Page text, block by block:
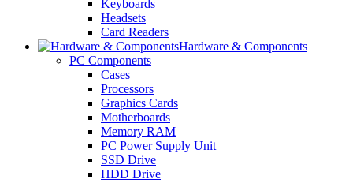
Keyboards
Headsets
Card Readers
Hardware & Components
PC Components
Cases
Processors
Graphics Cards
Motherboards
Memory RAM
PC Power Supply Unit
SSD Drive
HDD Drive